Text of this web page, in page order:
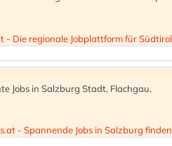
- Die regionale Jobplattform für Südtirol
Jobs in Salzburg Stadt, Flachgau,
- Spannende Jobs in Salzburg finden